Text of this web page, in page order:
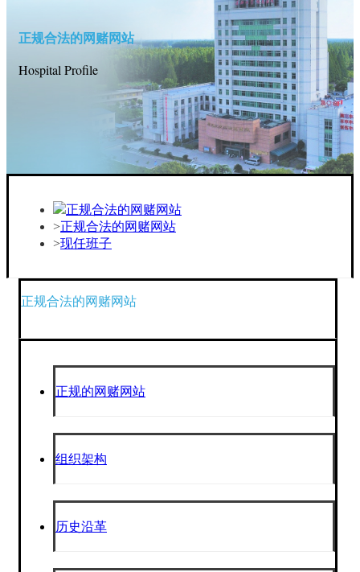
正规合法的网赌网站
Hospital Profile
正规合法的网赌网站
正规合法的网赌网站
现任班子
正规合法的网赌网站
正规的网赌网站
组织架构
历史沿革